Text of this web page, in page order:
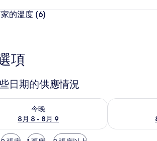
的溫度 (6)
項
日期的供應情況
今晚
8月 8 - 8月 9
月 8 - 8月 9) 的供應情況 查看明天 (8